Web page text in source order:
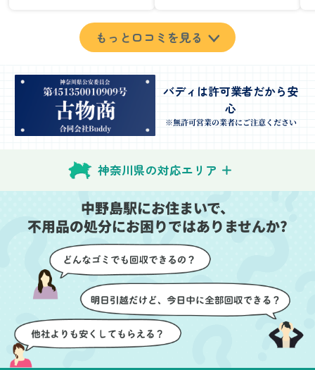
が集めた物や古い家具が
多く、自分たちだけでは
どうにもならない状態で
んが手際よく片付けてく
れたので、部屋が驚くほ
どスッキリしました。自
分では手が回らなかった
場所も含め、プロの力を
特に、物が散乱していた
部屋の整理や、細かなア
イテムの仕分けを迅速か
つ丁寧に対応していただ
けたのがありがたかった
です。家族それぞれが必
要なものを確認しながら
進めることができ、安心
感を持って作業をお任せ
できました。さらに、作
業終了後には部屋全体を
清掃していただき、まる
で新しい家のような清潔
感に感動しました。
とができました。特に、
古い家具や壊れた家電な
ど、処分が難しいものが
きました。
当日は2名のスタッフが来
てくださり、作業の流れ
ちらも安心感を持って作
壁や床を傷つけないよう
に細心の注意を払ってい
ただき、家全体がスムー
ズに片付いていくのがと
ても嬉しかったです。作
業が終わった後には、こ
ちらからお願いしなくて
も部屋を簡単に清掃して
いただけたのも好印象で
した。
もっと口コミを見る
バディは許可業者だから安
心
※無許可営業の業者にご注意ください
神奈川県の対応エリア
中野島駅にお住まいで、
不用品の処分にお困りではありませんか?